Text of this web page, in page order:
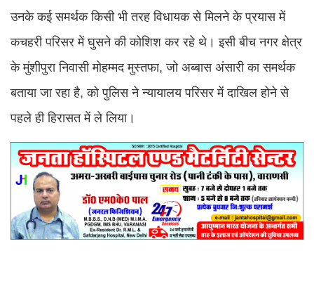
उनके कई समर्थक किसी भी तरह विधायक से मिलने के प्रयास में
कचहरी परिसर में घुसने की कोशिश कर रहे थे। इसी बीच नगर क्षेत्र
के मुंशीपुरा निवासी मोहम्मद मुस्तफा, जो अब्बास अंसारी का समर्थक
बताया जा रहा है, को पुलिस ने न्यायालय परिसर में दाखिल होने से
पहले ही हिरासत में ले लिया।